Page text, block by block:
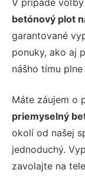
V prípade
betónový plot
garantované
ponuky, ako aj
nášho tímu
Máte záujem o
priemyselný
okolí od našej
jednoduchý.
zavolajte na